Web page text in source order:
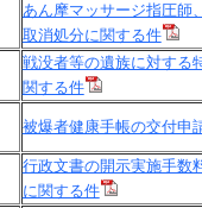
あん摩マッサージ指圧師
取消処分に関する件
戦没者等の遺族に対する
関する件
被爆者健康手帳の交付申
行政文書の開示実施手数
に関する件